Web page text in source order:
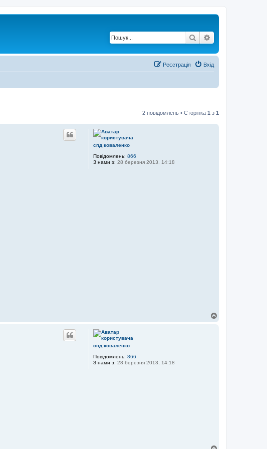
Пошук
Вхід
Реєстрація
2 повідомлень • Сторінка 1 з 1
спд коваленко
Повідомлень: 866
З нами з: 28 березня 2013, 14:18
спд коваленко
Повідомлень: 866
З нами з: 28 березня 2013, 14:18